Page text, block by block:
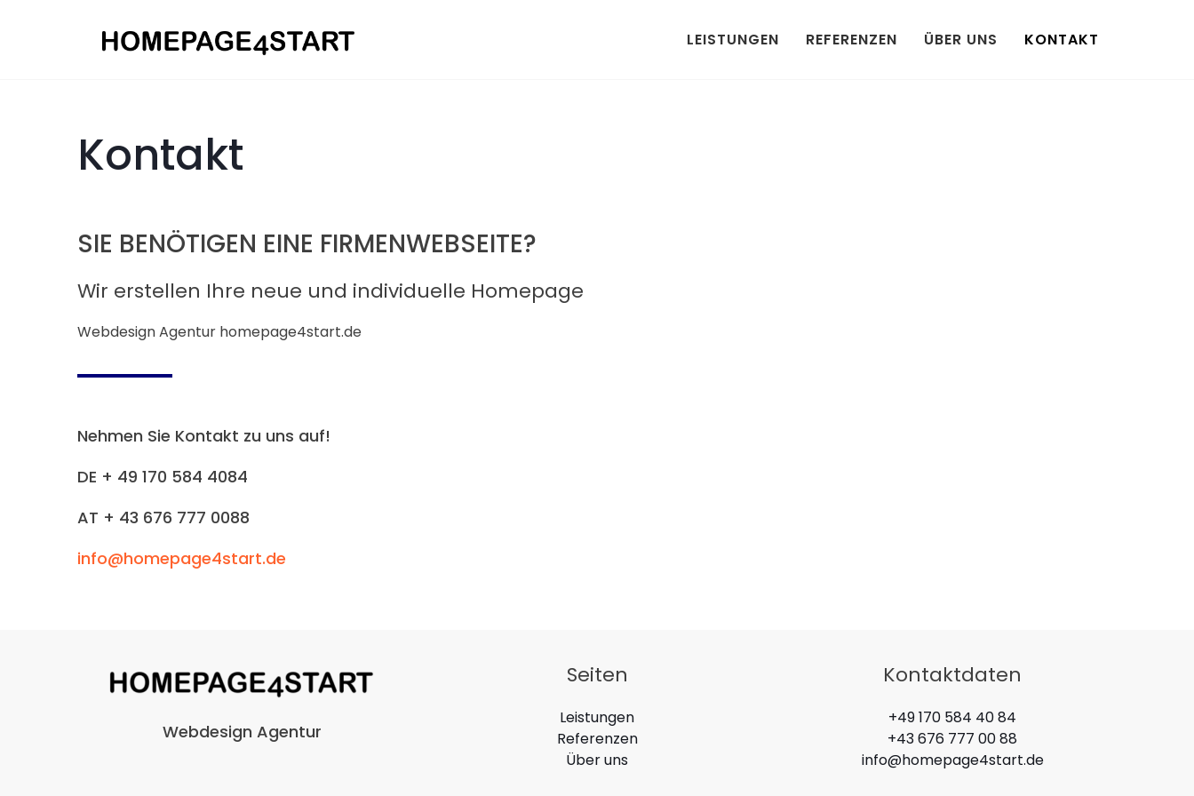
LEISTUNGEN REFERENZEN ÜBER UNS KONTAKT
Kontakt
SIE BENÖTIGEN EINE FIRMENWEBSEITE?
Wir erstellen Ihre neue und individuelle Homepage
Webdesign Agentur homepage4start.de
Nehmen Sie Kontakt zu uns auf!
DE + 49 170 584 4084
AT + 43 676 777 0088
info@homepage4start.de
Webdesign Agentur
Seiten
Leistungen
Referenzen
Über uns
Kontaktdaten
+49 170 584 40 84
+43 676 777 00 88
info@homepage4start.de